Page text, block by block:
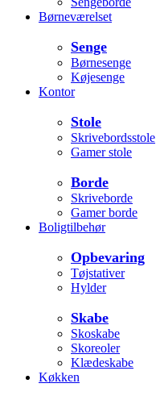
Børneværelset
Senge
Børnesenge
Køjesenge
Kontor
Stole
Skrivebordsstole
Gamer stole
Borde
Skriveborde
Gamer borde
Boligtilbehør
Opbevaring
Tøjstativer
Hylder
Skabe
Skoskabe
Skoreoler
Klædeskabe
Køkken